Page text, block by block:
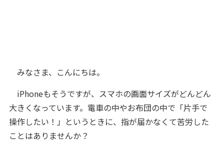
みなさま、こんにちは。
iPhoneもそうですが、スマホの画面サイズがどんどん
大きくなっています。電車の中やお布団の中で「片手で
操作したい！」というときに、指が届かなくて苦労した
ことはありませんか？